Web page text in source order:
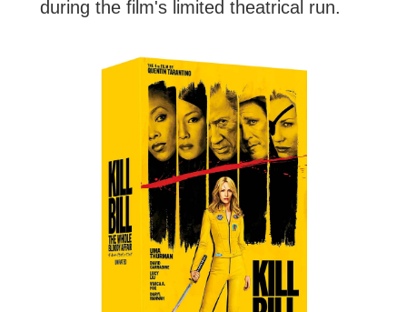
during the film's limited theatrical run.